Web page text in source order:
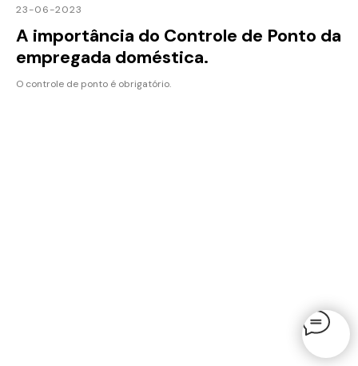
23-06-2023
A importância do Controle de Ponto da
empregada doméstica.
O controle de ponto é obrigatório.